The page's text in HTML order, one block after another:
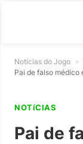
Notícias do Jogo »
Pai de falso médico
NOTíCIAS
Pai de